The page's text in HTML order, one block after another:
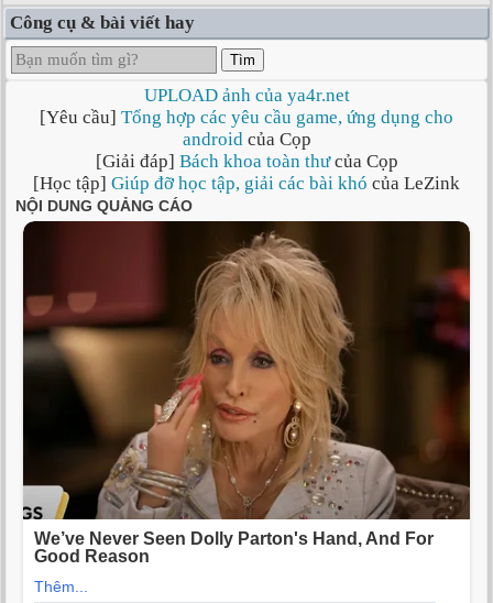
Công cụ & bài viết hay
Tìm
UPLOAD ảnh của ya4r.net
[Yêu cầu] Tổng hợp các yêu cầu game, ứng dụng cho
androidcủa Cọp
[Giải đáp] Bách khoa toàn thưcủa Cọp
[Học tập] Giúp đỡ học tập, giải các bài khó của LeZink